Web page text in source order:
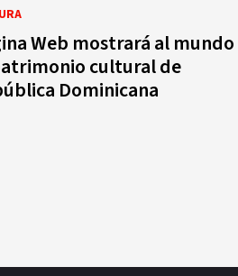
Web mostrará al mundo
cultural de
Dominicana